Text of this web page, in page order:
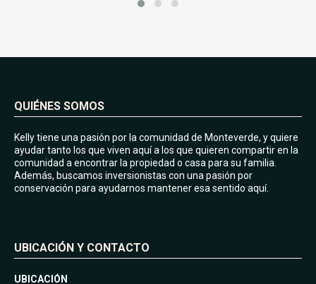
QUIÉNES SOMOS
Kelly tiene una pasión por la comunidad de Monteverde, y quiere
ayudar tanto los que viven aquí a los que quieren compartir en la
comunidad a encontrar la propiedad o casa para su familia.
Además, buscamos inversionistas con una pasión por
conservación para ayudarnos mantener esa sentido aquí.
UBICACIÓN Y CONTACTO
UBICACIÓN